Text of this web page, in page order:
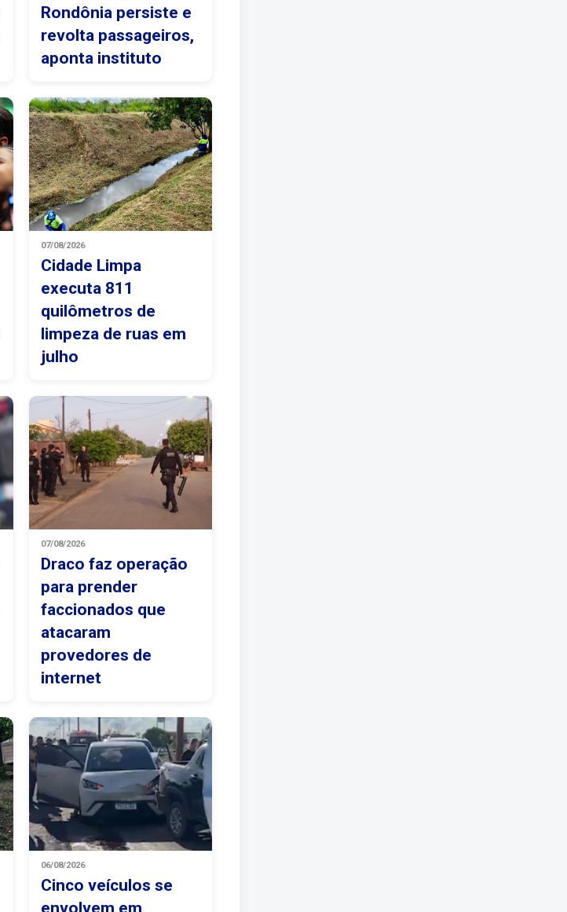
Rondônia persiste e
revolta passageiros,
aponta instituto
07/08/2026
Cidade Limpa
executa 811
quilômetros de
limpeza de ruas em
julho
07/08/2026
Draco faz operação
para prender
faccionados que
atacaram
provedores de
internet
06/08/2026
Cinco veículos se
envolvem em